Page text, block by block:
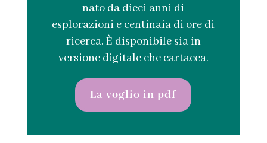
nato da dieci anni di
esplorazioni e centinaia di ore di
ricerca. È disponibile sia in
versione digitale che cartacea.
La voglio in pdf